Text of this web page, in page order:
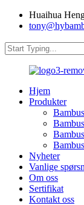
Huaihua
Hjem
Produkter
Nyheter
Vanlige
Om oss
Sertifikat
Kontakt oss